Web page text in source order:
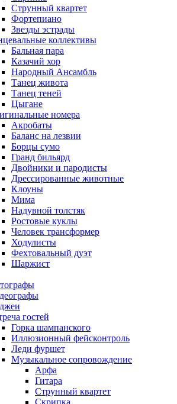
Струнный квартет
Фортепиано
Звезды эстрады
коллективы
Бальная пара
Казачий хор
Народный Ансамбль
Танец живота
Танец теней
Цыгане
номера
Акробаты
Баланс на лезвии
Борцы сумо
Гранд бильярд
Двойники и пародисты
Дрессированные животные
Клоуны
Мима
Надувной толстяк
Ростовые куклы
Человек трансформер
Ходулисты
Фехтовальный дуэт
Шаржист
гостей
Горка шампанского
Иллюзионный фейсконтроль
Леди фуршет
Музыкальное сопровождение
Арфа
Гитара
Струнный квартет
Скрипка